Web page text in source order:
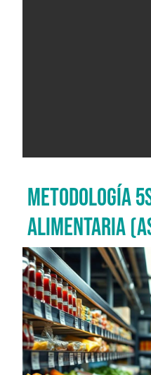
METODOLOGÍA
ALIMENTARIA
Imagen del curso